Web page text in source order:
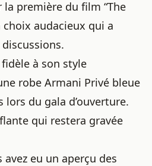
première du film “The
choix audacieux qui a
à son style
robe Armani Privé bleue
du gala d’ouverture.
qui restera gravée
eu un aperçu des